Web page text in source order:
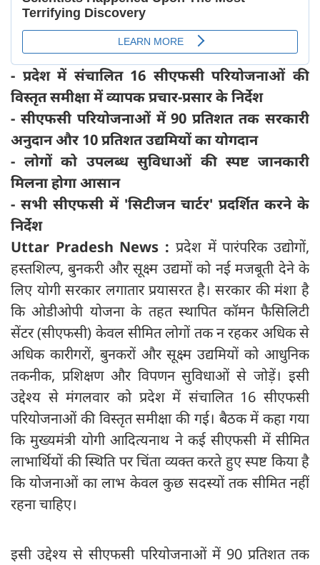
- प्रदेश में संचालित 16 सीएफसी परियोजनाओं की
विस्तृत समीक्षा में व्यापक प्रचार-प्रसार के निर्देश
- सीएफसी परियोजनाओं में 90 प्रतिशत तक सरकारी
अनुदान और 10 प्रतिशत उद्यमियों का योगदान
- लोगों को उपलब्ध सुविधाओं की स्पष्ट जानकारी
मिलना होगा आसान
- सभी सीएफसी में 'सिटीजन चार्टर' प्रदर्शित करने के
निर्देश
Uttar Pradesh News : प्रदेश में पारंपरिक उद्योगों,
हस्तशिल्प, बुनकरी और सूक्ष्म उद्यमों को नई मजबूती देने के
लिए योगी सरकार लगातार प्रयासरत है। सरकार की मंशा है
कि ओडीओपी योजना के तहत स्थापित कॉमन फैसिलिटी
सेंटर (सीएफसी) केवल सीमित लोगों तक न रहकर अधिक से
अधिक कारीगरों, बुनकरों और सूक्ष्म उद्यमियों को आधुनिक
तकनीक, प्रशिक्षण और विपणन सुविधाओं से जोड़ें। इसी
उद्देश्य से मंगलवार को प्रदेश में संचालित 16 सीएफसी
परियोजनाओं की विस्तृत समीक्षा की गई। बैठक में कहा गया
कि मुख्यमंत्री योगी आदित्यनाथ ने कई सीएफसी में सीमित
लाभार्थियों की स्थिति पर चिंता व्यक्त करते हुए स्पष्ट किया है
कि योजनाओं का लाभ केवल कुछ सदस्यों तक सीमित नहीं
रहना चाहिए।
इसी उद्देश्य से सीएफसी परियोजनाओं में 90 प्रतिशत तक